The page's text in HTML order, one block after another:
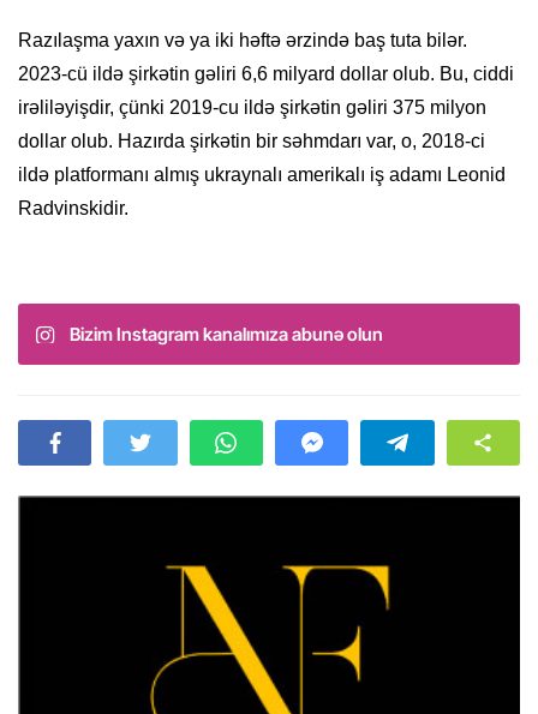
Razılaşma yaxın və ya iki həftə ərzində baş tuta bilər.
2023-cü ildə şirkətin gəliri 6,6 milyard dollar olub. Bu, ciddi
irəliləyişdir, çünki 2019-cu ildə şirkətin gəliri 375 milyon
dollar olub. Hazırda şirkətin bir səhmdarı var, o, 2018-ci
ildə platformanı almış ukraynalı amerikalı iş adamı Leonid
Radvinskidir.
Bizim Instagram kanalımıza abunə olun